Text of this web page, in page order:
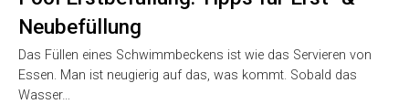
Neubefüllung
Das Füllen eines Schwimmbeckens ist wie das Servieren von
Essen. Man ist neugierig auf das, was kommt. Sobald das
Wasser…